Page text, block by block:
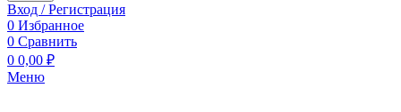
Вход / Регистрация
0 Избранное
0 Сравнить
0 0,00 ₽
Меню